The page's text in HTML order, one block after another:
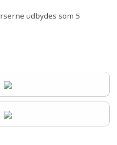
udbydes som 5